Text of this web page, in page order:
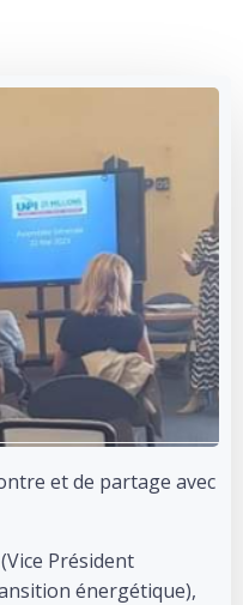
et de partage avec
Président
énergétique),